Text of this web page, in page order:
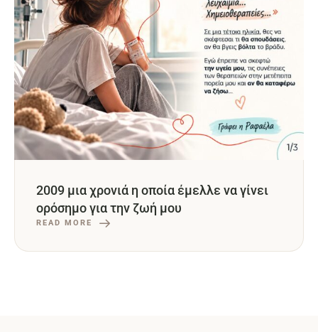
2009 μια χρονιά η οποία έμελλε να γίνει
ορόσημο για την ζωή μου
READ MORE